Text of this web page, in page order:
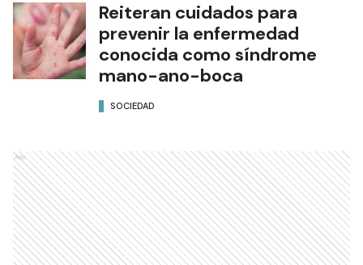
Reiteran cuidados para
prevenir la enfermedad
conocida como síndrome
mano-ano-boca
SOCIEDAD
Ads